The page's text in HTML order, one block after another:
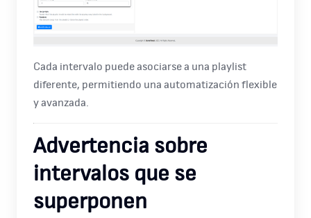
Cada intervalo puede asociarse a una playlist
diferente, permitiendo una automatización flexible
y avanzada.
Advertencia sobre
intervalos que se
superponen